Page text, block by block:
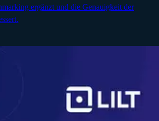
ergänzt und die Genauigkeit der